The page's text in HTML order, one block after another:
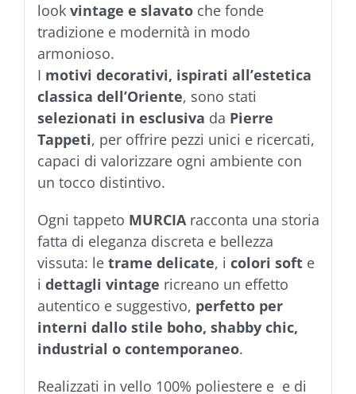
look vintage e slavatoche fonde
tradizione e modernità in modo
armonioso.
I motivi decorativi, ispirati all’estetica
classica dell’Oriente, sono stati
selezionati in esclusiva da Pierre
Tappeti, per offrire pezzi unici e ricercati,
capaci di valorizzare ogni ambiente con
un tocco distintivo.
Ogni tappeto MURCIAracconta una storia
fatta di eleganza discreta e bellezza
vissuta: le trame delicate, i colori softe
i dettagli vintage ricreano un effetto
autentico e suggestivo, perfetto per
interni dallo stile boho, shabby chic,
industrial o contemporaneo.
Realizzati in vello 100% poliestere e e di